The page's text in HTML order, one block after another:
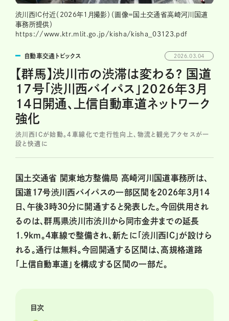
渋川西IC付近（2026年1月撮影）（画像＝国土交通省高崎河川国道
事務所提供）
https://www.ktr.mlit.go.jp/kisha/kisha_03123.pdf
自動車交通トピックス 2026.03.04
【群馬】渋川市の渋滞は変わる? 国道
17号「渋川西バイパス」2026年3月
14日開通、上信自動車道ネットワーク
強化
渋川西ICが始動。4車線化で走行性向上、物流と観光アクセスが一
段と快適に
国土交通省 関東地方整備局 高崎河川国道事務所は、
国道17号渋川西バイパスの一部区間を2026年3月14
日、午後3時30分に開通すると発表した。今回供用され
るのは、群馬県渋川市渋川から同市金井までの延長
1.9km。4車線で整備され、新たに「渋川西IC」が設けら
れる。通行は無料。今回開通する区間は、高規格道路
「上信自動車道」を構成する区間の一部だ。
目次